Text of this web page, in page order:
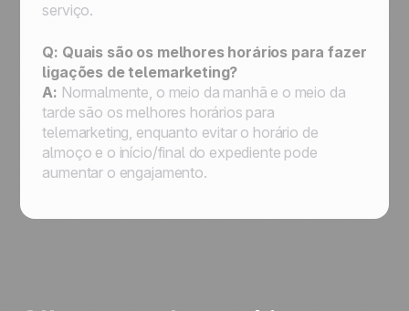
serviço.
Q: Quais são os melhores horários para fazer
ligações de telemarketing?
A: Normalmente, o meio da manhã e o meio da
tarde são os melhores horários para
telemarketing, enquanto evitar o horário de
almoço e o início/final do expediente pode
aumentar o engajamento.